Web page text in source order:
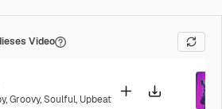
Video
,Groovy,Soulful, Upbeat